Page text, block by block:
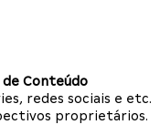
Conteúdo
redes sociais e etc.
proprietários.